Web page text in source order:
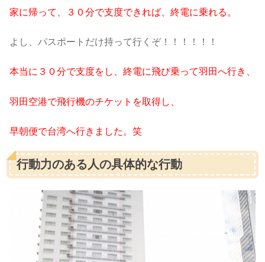
家に帰って、３０分で支度できれば、終電に乗れる。
よし、パスポートだけ持って行くぞ！！！！！！
本当に３０分で支度をし、終電に飛び乗って羽田へ行き、
羽田空港で飛行機のチケットを取得し、
早朝便で台湾へ行きました。笑
行動力のある人の具体的な行動